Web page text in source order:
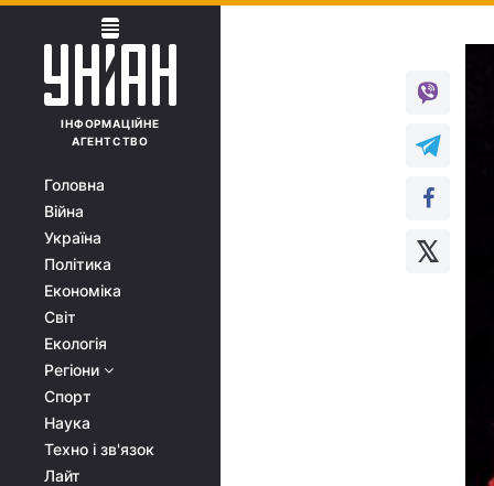
ІНФОРМАЦІЙНЕ
АГЕНТСТВО
Головна
Війна
Україна
Політика
Економіка
Світ
Екологія
Регіони
Спорт
Наука
Техно і зв'язок
Лайт